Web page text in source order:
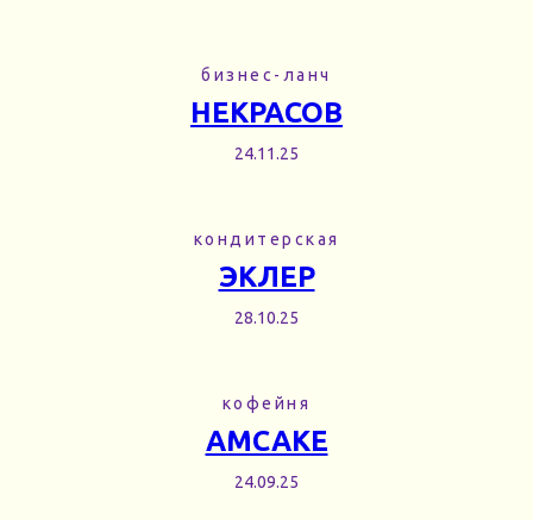
бизнес-ланч
НЕКРАСОВ
24.11.25
кондитерская
ЭКЛЕР
28.10.25
кофейня
AMCAKE
24.09.25